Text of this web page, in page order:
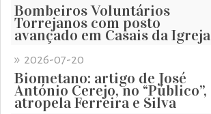
Bombeiros Voluntários
Torrejanos com posto
avançado em Casais da Igreja
» 2026-07-20
Biometano: artigo de José
António Cerejo, no “Público”,
atropela Ferreira e Silva